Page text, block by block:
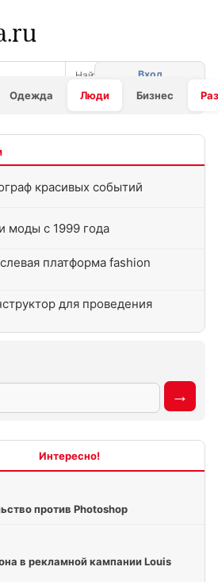
Одежда Люди Бизнес
Вход
красивых событий
моды с 1999 года
платформа fashion
для проведения
против Photoshop
в рекламной кампании Louis